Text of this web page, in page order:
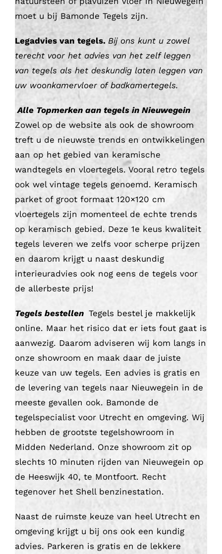
moet u bij Bamonde Tegels zijn.
Legadvies van tegels. Bij ons kunt u zowel
terecht voor het advies van het zelf leggen
van tegels als het deskundig laten leggen van
uw woonkamervloer of badkamertegels.
Alle Topmerken aan tegels in Nieuwegein
Zowel op de website als ook de showroom
treft u de nieuwste trends en ontwikkelingen
aan op het gebied van keramische
wandtegels en vloertegels. Vooral retro tegels
ook wel vintage tegels genoemd. Keramisch
parket of groot formaat 120×120 cm
vloertegels zijn momenteel de echte trends
op keramisch gebied. Deze 1e keus kwaliteit
tegels leveren we zelfs voor scherpe prijzen
en daarom krijgt u naast deskundig
interieuradvies ook nog eens de tegels voor
de allerbeste prijs!
Tegels bestellen Tegels bestel je makkelijk
online. Maar het risico dat er iets fout gaat is
aanwezig. Daarom adviseren wij kom langs in
onze showroom en maak daar de juiste
keuze van uw tegels. Een advies is gratis en
de levering van tegels naar Nieuwegein in de
meeste gevallen ook. Bamonde de
tegelspecialist voor Utrecht en omgeving. Wij
hebben de grootste tegelshowroom in
Midden Nederland. Onze showroom zit op
slechts 10 minuten rijden van Nieuwegein op
de Heeswijk 40, te Montfoort. Recht
tegenover het Shell benzinestation.
Naast de ruimste keuze van heel Utrecht en
omgeving krijgt u bij ons ook een kundig
advies. Parkeren is gratis en de lekkere